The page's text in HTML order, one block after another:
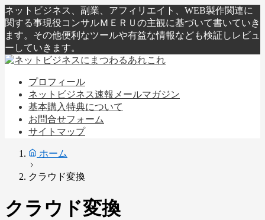
ネットビジネス、副業、アフィリエイト、WEB製作関連に
関する事現役コンサルＭＥＲＵの主観に基づいて書いていき
ます。その他便利なツールや有益な情報なども検証しレビュ
ーしていきます。
プロフィール
ネットビジネス速報メールマガジン
基本購入特典について
お問合せフォーム
サイトマップ
ホーム
クラウド変換
クラウド変換